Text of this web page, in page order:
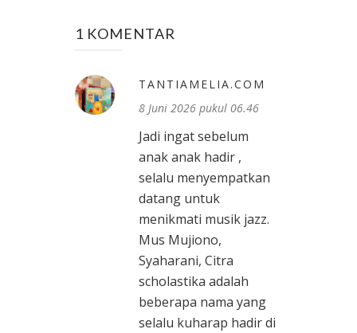
1 KOMENTAR
TANTIAMELIA.COM
8 Juni 2026 pukul 06.46
Jadi ingat sebelum
anak anak hadir ,
selalu menyempatkan
datang untuk
menikmati musik jazz.
Mus Mujiono,
Syaharani, Citra
scholastika adalah
beberapa nama yang
selalu kuharap hadir di